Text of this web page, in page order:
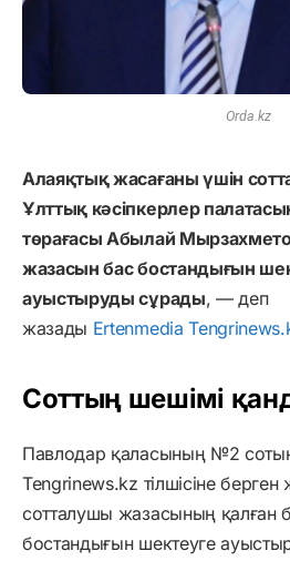
Orda.kz
Алаяқтық жасағаны үшін
Ұлттық кәсіпкерлер
төрағасы Абылай
жазасын бас бостандығын
ауыстыруды сұрады, — деп
жазады Ertenmedia
Соттың шешімі
Павлодар қаласының №2
Tengrinews.kz тілшісіне
сотталушы жазасының қалған
бостандығын шектеуге